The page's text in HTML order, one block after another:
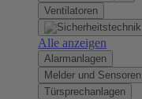
Ventilatoren
Alle anzeigen
Alarmanlagen
Melder und Sensoren
Türsprechanlagen